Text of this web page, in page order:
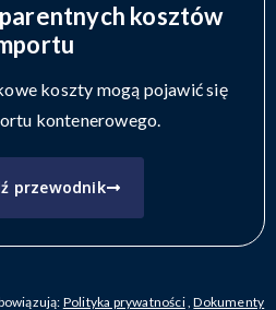
kosztów
koszty mogą pojawić się
kontenerowego.
przewodnik
Polityka prywatności,Dokumenty